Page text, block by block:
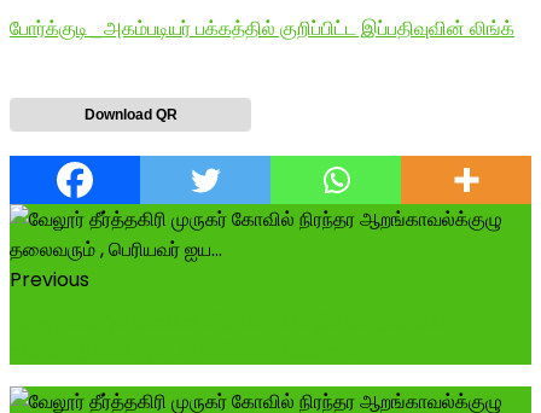
போர்க்குடி_அகம்படியர் பக்கத்தில் குறிப்பிட்ட இப்பதிவுவின் லிங்க்
Download QR
Previous